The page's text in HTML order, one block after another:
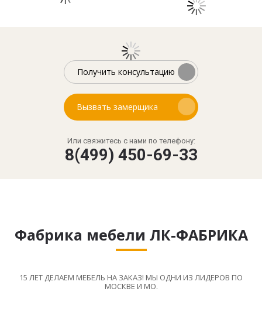
Получить консультацию
Вызвать замерщика
Или свяжитесь с нами по телефону:
8(499) 450-69-33
Фабрика мебели ЛК-ФАБРИКА
15 ЛЕТ ДЕЛАЕМ МЕБЕЛЬ НА ЗАКАЗ! МЫ ОДНИ ИЗ ЛИДЕРОВ ПО
МОСКВЕ И МО.